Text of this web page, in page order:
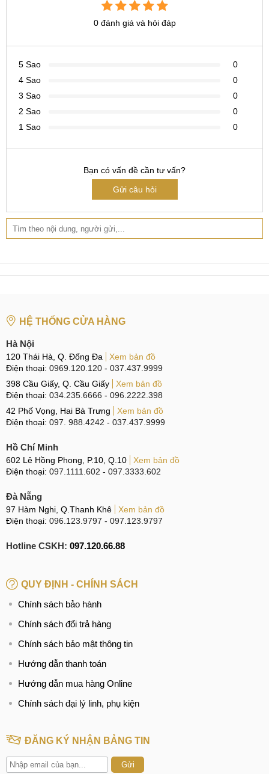
0 đánh giá và hỏi đáp
5 Sao
0
4 Sao
0
3 Sao
0
2 Sao
0
1 Sao
0
Bạn có vấn đề cần tư vấn?
Gửi câu hỏi
HỆ THỐNG CỬA HÀNG
Hà Nội
120 Thái Hà, Q. Đống Đa
Xem bản đồ
Điện thoại: 0969.120.120 - 037.437.9999
398 Cầu Giấy, Q. Cầu Giấy
Xem bản đồ
Điện thoại: 034.235.6666 - 096.2222.398
42 Phố Vọng, Hai Bà Trưng
Xem bản đồ
Điện thoại: 097. 988.4242 - 037.437.9999
Hồ Chí Minh
602 Lê Hồng Phong, P.10, Q.10
Xem bản đồ
Điện thoại: 097.1111.602 - 097.3333.602
Đà Nẵng
97 Hàm Nghi, Q.Thanh Khê
Xem bản đồ
Điện thoại: 096.123.9797 - 097.123.9797
Hotline CSKH: 097.120.66.88
QUY ĐỊNH - CHÍNH SÁCH
Chính sách bảo hành
Chính sách đổi trả hàng
Chính sách bảo mật thông tin
Hướng dẫn thanh toán
Hướng dẫn mua hàng Online
Chính sách đại lý linh, phụ kiện
ĐĂNG KÝ NHẬN BẢNG TIN
Gửi